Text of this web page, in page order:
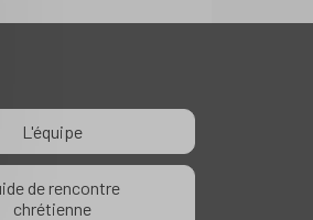
L'équipe
de rencontre
chrétienne